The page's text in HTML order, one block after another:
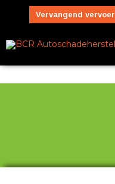
Vervangend vervoer